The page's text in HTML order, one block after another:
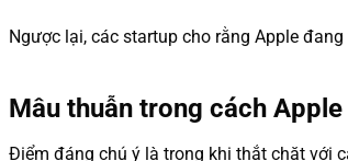
Ngược lại, các startup cho rằng Apple
Mâu thuẫn trong cách
Điểm đáng chú ý là trong khi thắt chặt với